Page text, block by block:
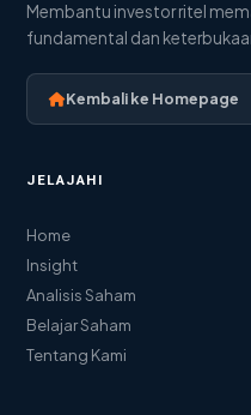
Membantu investor ritel
fundamental dan
Kembali ke Homepage
JELAJAHI
Home
Insight
Analisis Saham
Belajar Saham
Tentang Kami